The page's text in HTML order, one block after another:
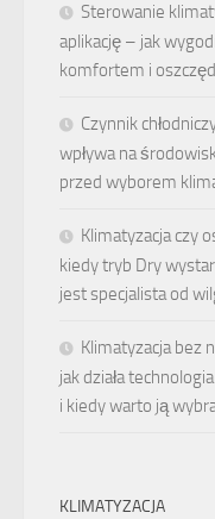
Sterowanie
aplikację – jak
komfortem i
Czynnik
wpływa na
przed wyborem
Klimatyzacja czy
kiedy tryb Dry
jest specjalista od
Klimatyzacja bez
jak działa
i kiedy warto ją
KLIMATYZACJA